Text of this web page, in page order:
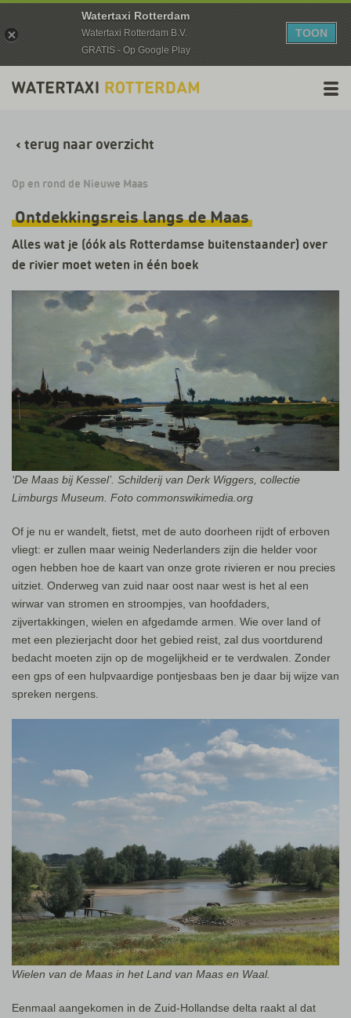
‹ terug naar overzicht
Op en rond de Nieuwe Maas
Ontdekkingsreis langs de Maas
Alles wat je (óók als Rotterdamse buitenstaander) over
de rivier moet weten in één boek
‘De Maas bij Kessel’. Schilderij van Derk Wiggers, collectie
Limburgs Museum. Foto commonswikimedia.org
Of je nu er wandelt, fietst, met de auto doorheen rijdt of erboven
vliegt: er zullen maar weinig Nederlanders zijn die helder voor
ogen hebben hoe de kaart van onze grote rivieren er nou precies
uitziet. Onderweg van zuid naar oost naar west is het al een
wirwar van stromen en stroompjes, van hoofdaders,
zijvertakkingen, wielen en afgedamde armen. Wie over land of
met een plezierjacht door het gebied reist, zal dus voortdurend
bedacht moeten zijn op de mogelijkheid er te verdwalen. Zonder
een gps of een hulpvaardige pontjesbaas ben je daar bij wijze van
spreken nergens.
Wielen van de Maas in het Land van Maas en Waal.
Eenmaal aangekomen in de Zuid-Hollandse delta raakt al dat
Watertaxi Rotterdam
Watertaxi Rotterdam B.V.
GRATIS - Op Google Play
TOON